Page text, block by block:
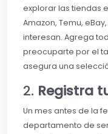
explorar las tiendas
Amazon, Temu,
interesan. Agrega
preocuparte por el
asegura una
2. Registra
Un mes antes de la
departamento de